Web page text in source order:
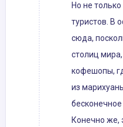
Но не
туристов. В
сюда,
столиц
кофешопы,
из
Конечно же,